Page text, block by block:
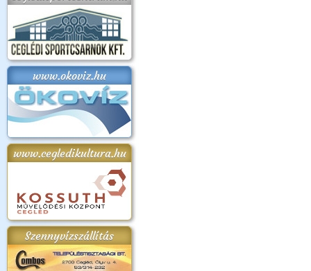
www.okoviz.hu
www.cegledikultura.hu
Szennyvízszállítás
2018.
Kossuth Toborzó
2017.09.22-23.
és Magyarok
Kenyere Program